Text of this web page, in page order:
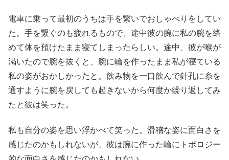
電車に乗って最初のうちは手を繋いでおしゃべりをしてい
た。手を繋ぐのも疲れるもので、途中彼の腕に私の腕を絡
めて体を預けたまま寝てしまったらしい。途中、彼が喉が
渇いたので腕を抜くと、腕に輪を作ったまま私が寝ている
私の姿がおかしかったと。飲み物を一口飲んで針孔に糸を
通すように腕を戻しても起きないから何度か繰り返してみ
たと彼は笑った。
私も自分の姿を思い浮かべて笑った。滑稽な姿に面白さを
感じたのかもしれないが、彼は腕に作った輪にトポロジー